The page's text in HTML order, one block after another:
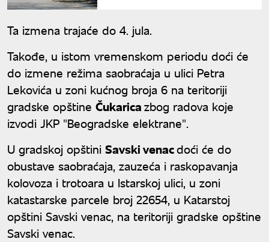
Ta izmena trajaće do 4. jula.
Takođe, u istom vremenskom periodu doći će
do izmene režima saobraćaja u ulici Petra
Lekovića u zoni kućnog broja 6 na teritoriji
gradske opštine Čukaricazbog radova koje
izvodi JKP "Beogradske elektrane".
U gradskoj opštini Savski venacdoći će do
obustave saobraćaja, zauzeća i raskopavanja
kolovoza i trotoara u Istarskoj ulici, u zoni
katastarske parcele broj 22654, u Katarstoj
opštini Savski venac, na teritoriji gradske opštine
Savski venac.